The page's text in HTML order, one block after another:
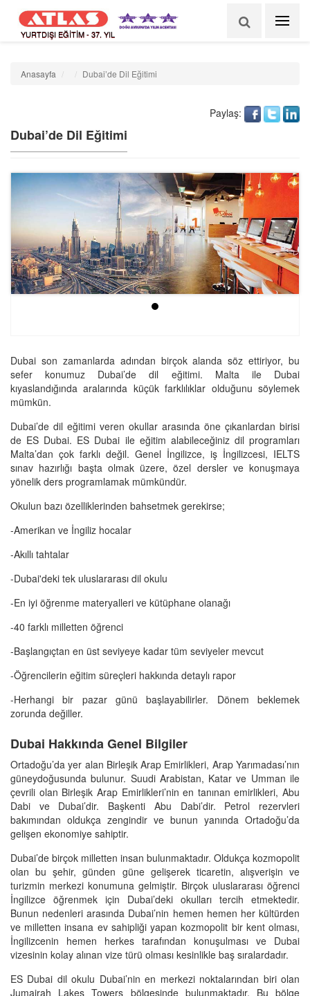
YURTDIŞI EĞİTİM - 37. YIL
Anasayfa Dubai’de Dil Eğitimi
Dubai’de Dil Eğitimi
Paylaş:
Dubai son zamanlarda adından birçok alanda söz ettiriyor, bu
sefer konumuz Dubai’de dil eğitimi. Malta ile Dubai
kıyaslandığında aralarında küçük farklılıklar olduğunu söylemek
mümkün.
Dubai’de dil eğitimi veren okullar arasında öne çıkanlardan birisi
de ES Dubai. ES Dubai ile eğitim alabileceğiniz dil programları
Malta’dan çok farklı değil. Genel İngilizce, iş İngilizcesi, IELTS
sınav hazırlığı başta olmak üzere, özel dersler ve konuşmaya
yönelik ders programlamak mümkündür.
Okulun bazı özelliklerinden bahsetmek gerekirse;
-Amerikan ve İngiliz hocalar
-Akıllı tahtalar
-Dubai'deki tek uluslararası dil okulu
-En iyi öğrenme materyalleri ve kütüphane olanağı
-40 farklı milletten öğrenci
-Başlangıçtan en üst seviyeye kadar tüm seviyeler mevcut
-Öğrencilerin eğitim süreçleri hakkında detaylı rapor
-Herhangi bir pazar günü başlayabilirler. Dönem beklemek
zorunda değiller.
Dubai Hakkında Genel Bilgiler
Ortadoğu’da yer alan Birleşik Arap Emirlikleri, Arap Yarımadası’nın
güneydoğusunda bulunur. Suudi Arabistan, Katar ve Umman ile
çevrili olan Birleşik Arap Emirlikleri’nin en tanınan emirlikleri, Abu
Dabi ve Dubai’dir. Başkenti Abu Dabi’dir. Petrol rezervleri
bakımından oldukça zengindir ve bunun yanında Ortadoğu’da
gelişen ekonomiye sahiptir.
Dubai’de birçok milletten insan bulunmaktadır. Oldukça kozmopolit
olan bu şehir, günden güne gelişerek ticaretin, alışverişin ve
turizmin merkezi konumuna gelmiştir. Birçok uluslararası öğrenci
İngilizce öğrenmek için Dubai’deki okulları tercih etmektedir.
Bunun nedenleri arasında Dubai’nin hemen hemen her kültürden
ve milletten insana ev sahipliği yapan kozmopolit bir kent olması,
İngilizcenin hemen herkes tarafından konuşulması ve Dubai
vizesinin kolay alınan vize türü olması kesinlikle baş sıralardadır.
ES Dubai dil okulu Dubai’nin en merkezi noktalarından biri olan
Jumairah Lakes Towers bölgesinde bulunmaktadır. Bu bölge